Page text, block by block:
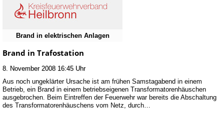
Brand in elektrischen Anlagen
Brand in Trafostation
8. November 2008 16:45 Uhr
Aus noch ungeklärter Ursache ist am frühen Samstagabend in einem
Betrieb, ein Brand in einem betriebseigenen Transformatorenhäuschen
ausgebrochen. Beim Eintreffen der Feuerwehr war bereits die Abschaltung
des Transformatorenhäuschens vom Netz, durch…